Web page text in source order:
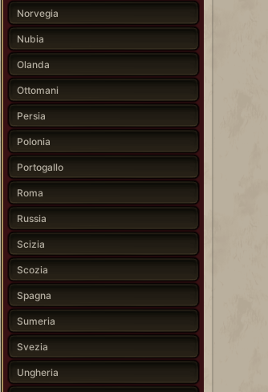
Norvegia
Nubia
Olanda
Ottomani
Persia
Polonia
Portogallo
Roma
Russia
Scizia
Scozia
Spagna
Sumeria
Svezia
Ungheria